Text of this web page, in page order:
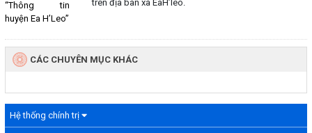
Hệ thống chính trị
trên địa bàn xã EaH’leo.
CÁC CHUYÊN MỤC KHÁC